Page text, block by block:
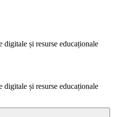
digitale și resurse educaționale
digitale și resurse educaționale